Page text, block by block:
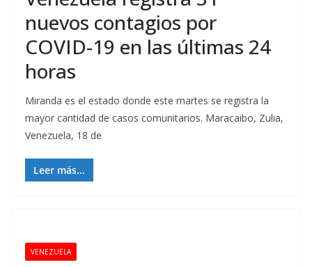
nuevos contagios por
COVID-19 en las últimas 24
horas
Miranda es el estado donde este martes se registra la
mayor cantidad de casos comunitarios. Maracaibo, Zulia,
Venezuela, 18 de
Leer más...
VENEZUELA